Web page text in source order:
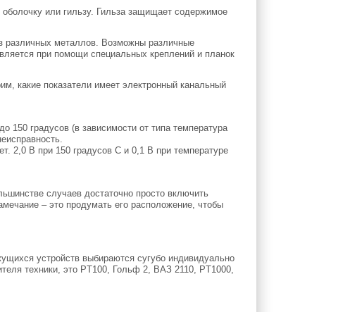
или гильзу. Гильза защищает содержимое
различных металлов. Возможны различные
при помощи специальных креплений и планок
какие показатели имеет электронный канальный
150 градусов (в зависимости от типа температура
2,0 В при 150 градусов С и 0,1 В при температуре
случаев достаточно просто включить
– это продумать его расположение, чтобы
устройств выбираются сугубо индивидуально
техники, это PT100, Гольф 2, ВАЗ 2110, PT1000,